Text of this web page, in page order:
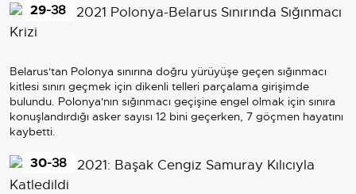
Belarus'tan Polonya sınırına doğru yürüyüşe geçen sığınmacı
kitlesi sınırı geçmek için dikenli telleri parçalama girişimde
bulundu. Polonya'nın sığınmacı geçişine engel olmak için sınıra
konuşlandırdığı asker sayısı 12 bini geçerken, 7 göçmen hayatını
kaybetti.
29-38
30-38